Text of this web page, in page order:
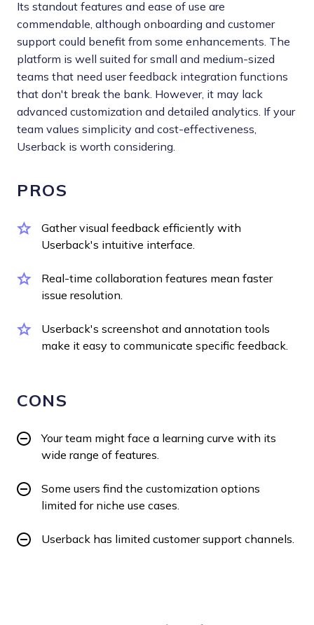
Its standout features and ease of use are
commendable, although onboarding and customer
support could benefit from some enhancements. The
platform is well suited for small and medium-sized
teams that need user feedback integration functions
that don't break the bank. However, it may lack
advanced customization and detailed analytics. If your
team values simplicity and cost-effectiveness,
Userback is worth considering.
PROS
Gather visual feedback efficiently with
Userback's intuitive interface.
Real-time collaboration features mean faster
issue resolution.
Userback's screenshot and annotation tools
make it easy to communicate specific feedback.
CONS
Your team might face a learning curve with its
wide range of features.
Some users find the customization options
limited for niche use cases.
Userback has limited customer support channels.